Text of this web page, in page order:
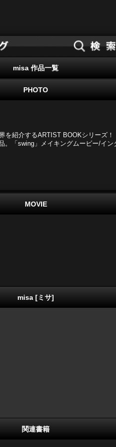
misa 作品一覧
PHOTO
を紹介するARTIST BOOKシリーズ！
「swing」メイキングムービー/イン
MOVIE
misa [ミサ]
関連書籍